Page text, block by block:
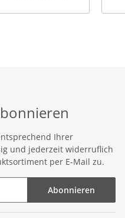
Ihrer
und jederzeit widerruflich
per E-Mail zu.
Abonnieren